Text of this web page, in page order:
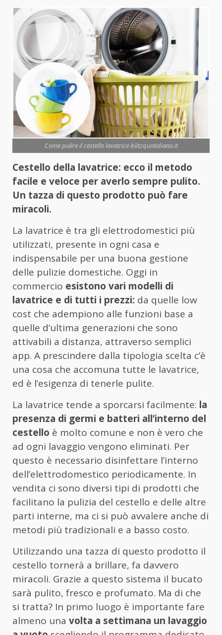
Come pulire il cestello lavatrice-blitzquotidiano.it
Cestello della lavatrice: ecco il metodo
facile e veloce per averlo sempre pulito.
Un tazza di questo prodotto può fare
miracoli.
La lavatrice è tra gli elettrodomestici più
utilizzati, presente in ogni casa e
indispensabile per una buona gestione
delle pulizie domestiche. Oggi in
commercio esistono vari modelli di
lavatrice e di tutti i prezzi: da quelle low
cost che adempiono alle funzioni base a
quelle d’ultima generazioni che sono
attivabili a distanza, attraverso semplici
app. A prescindere dalla tipologia scelta c’è
una cosa che accomuna tutte le lavatrice,
ed è l’esigenza di tenerle pulite.
La lavatrice tende a sporcarsi facilmente: la
presenza di germi e batteri all’interno del
cestello è molto comune e non è vero che
ad ogni lavaggio vengono eliminati. Per
questo è necessario disinfettare l’interno
dell’elettrodomestico periodicamente. In
vendita ci sono diversi tipi di prodotti che
facilitano la pulizia del cestello e delle altre
parti interne, ma ci si può avvalere anche di
metodi più tradizionali e a basso costo.
Utilizzando una tazza di questo prodotto il
cestello tornerà a brillare, fa davvero
miracoli. Grazie a questo sistema il bucato
sarà pulito, fresco e profumato. Ma di che
si tratta? In primo luogo è importante fare
almeno una volta a settimana un lavaggio